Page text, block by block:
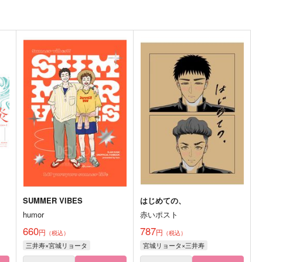
SUMMER VIBES
humor
660円 （税込）
三井寿×宮城リョータ
はじめての、
赤いポスト
787円 （税込）
宮城リョータ×三井寿